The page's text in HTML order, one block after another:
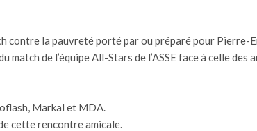
contre la pauvreté porté par ou préparé pour Pierre-
match de l’équipe All-Stars de l’ASSE face à celle des
Markal et MDA.
cette rencontre amicale.